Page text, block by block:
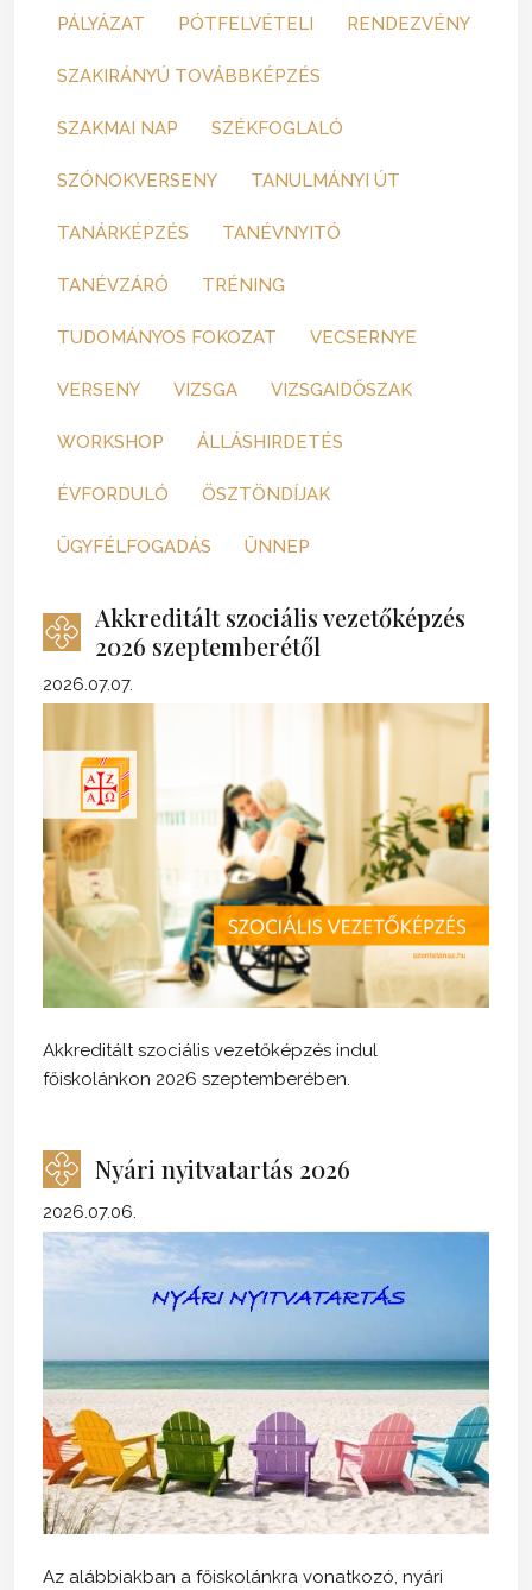
PÁLYÁZAT PÓTFELVÉTELI RENDEZVÉNY
SZAKIRÁNYÚ TOVÁBBKÉPZÉS
SZAKMAI NAP SZÉKFOGLALÓ
SZÓNOKVERSENY TANULMÁNYI ÚT
TANÁRKÉPZÉS TANÉVNYITÓ
TANÉVZÁRÓ TRÉNING
TUDOMÁNYOS FOKOZAT VECSERNYE
VERSENY VIZSGA VIZSGAIDŐSZAK
WORKSHOP ÁLLÁSHIRDETÉS
ÉVFORDULÓ ÖSZTÖNDÍJAK
ÜGYFÉLFOGADÁS ÜNNEP
Akkreditált szociális vezetőképzés
2026 szeptemberétől
2026.07.07.
Akkreditált szociális vezetőképzés indul
főiskolánkon 2026 szeptemberében.
Nyári nyitvatartás 2026
2026.07.06.
Az alábbiakban a főiskolánkra vonatkozó, nyári